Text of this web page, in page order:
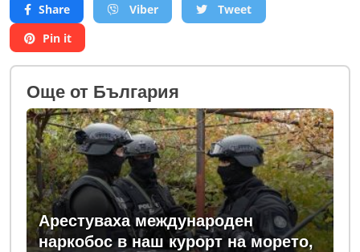
Share Viber
Tweet
Pin it
Oще от България
Арестуваха международен
наркобос в наш курорт на морето,